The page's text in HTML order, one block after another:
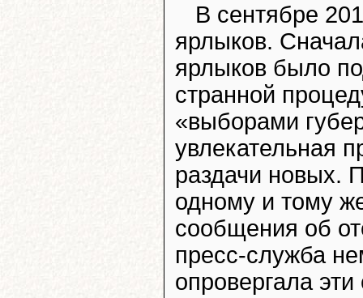
В сентябре
ярлыков.
ярлыков было
странной
«выборами
увлекательная
раздачи новых.
одному и тому
сообщения об
пресс-служба
опровергала